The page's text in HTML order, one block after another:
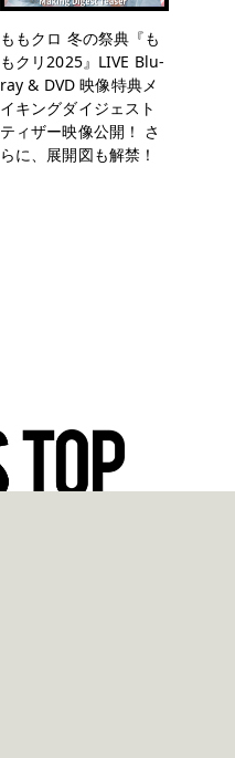
ももクロ 冬の祭典『も
もクリ2025』LIVE Blu-
ray & DVD 映像特典メ
イキングダイジェスト
ティザー映像公開！ さ
らに、展開図も解禁！